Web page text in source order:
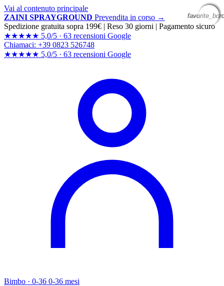
Vai al contenuto principale
ZAINI SPRAYGROUND Prevendita in corso →
Spedizione gratuita sopra 199€ | Reso 30 giorni | Pagamento sicuro
★★★★★ 5,0/5 · 63 recensioni Google
Chiamaci: +39 0823 526748
★★★★★ 5,0/5 · 63 recensioni Google
Bimbo · 0-36 0-36 mesi